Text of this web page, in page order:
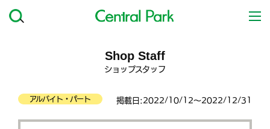
Shop Staff
ショップスタッフ
アルバイト・パート 掲載日:2022/10/12～2022/12/31